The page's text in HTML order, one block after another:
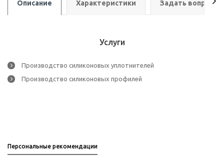
Описание Характеристики Задать вопрос
Услуги
Производство силиконовых уплотнителей
Производство силиконовых профилей
Персональные рекомендации